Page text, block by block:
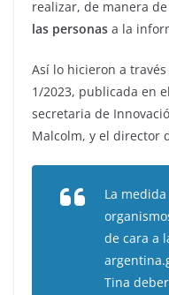
realizar, de manera de
las personas a la
Así lo hicieron a
1/2023, publicada en
secretaria de
Malcolm, y el director
La
de cara a
Tina